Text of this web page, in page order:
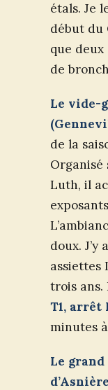
étals. Je
début du
que deux
de
Le vide-
de la
Luth, il
doux.
assiettes
trois ans.
T1, arrêt
minutes
Le